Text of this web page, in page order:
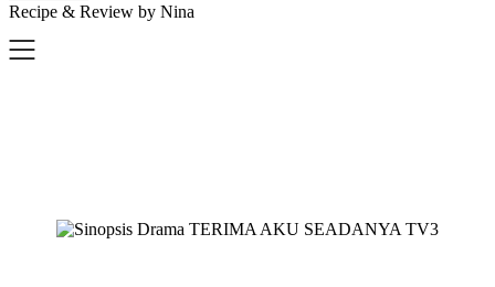
Recipe & Review by Nina